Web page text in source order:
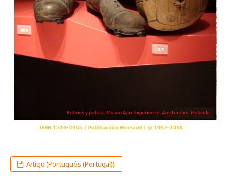
Artigo (Português (Portugal))